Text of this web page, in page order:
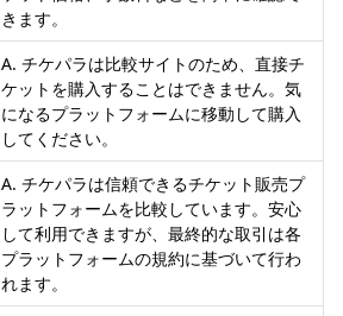
きます。
A. チケパラは比較サイトのため、直接チ
ケットを購入することはできません。気
になるプラットフォームに移動して購入
してください。
A. チケパラは信頼できるチケット販売プ
ラットフォームを比較しています。安心
して利用できますが、最終的な取引は各
プラットフォームの規約に基づいて行わ
れます。